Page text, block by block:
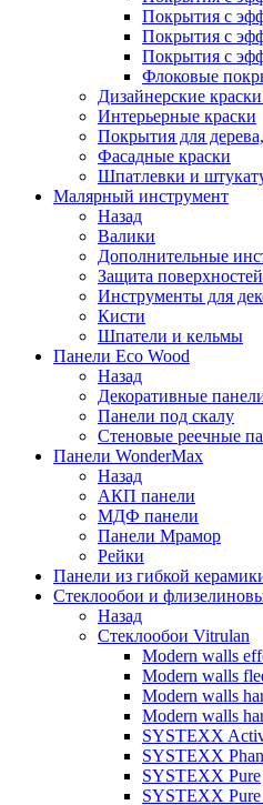
Покрытия с
Покрытия с
Покрытия с
Флоковые
Дизайнерские
Интерьерные краски
Покрытия для
Фасадные краски
Шпатлевки и
Малярный инструмент
Назад
Валики
Дополнительные
Защита поверхностей
Инструменты для
Кисти
Шпатели и кельмы
Панели Eco Wood
Назад
Декоративные
Панели под скалу
Стеновые реечные
Панели WonderMax
Назад
АКП панели
МДФ панели
Панели Мрамор
Рейки
Панели из гибкой
Стеклообои и
Назад
Стеклообои Vitrulan
Modern walls
Modern walls
Modern walls
Modern walls
SYSTEXX
SYSTEXX
SYSTEXX Pure
SYSTEXX Pure